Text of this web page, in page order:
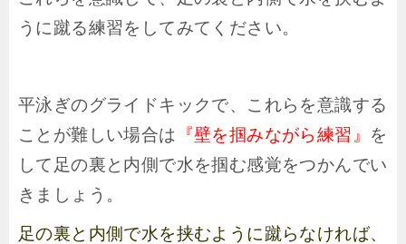
うに蹴る練習をしてみてください。
平泳ぎのグライドキックで、これらを意識する
ことが難しい場合は
『壁を掴みながら練習』 を
して足の裏と内側で水を掴む感覚をつかんでい
きましょう。
足の裏と内側で水を挟むように蹴らなければ、